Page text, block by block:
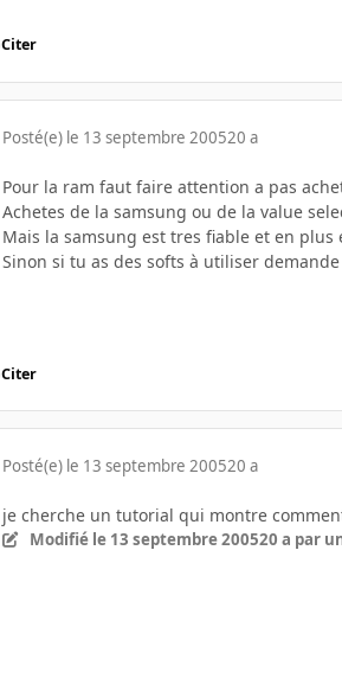
Citer
Posté(e) le 13 septembre 200520 a
Pour la ram faut faire attention a pas
Achetes de la samsung ou de la value
Mais la samsung est tres fiable et en plus
Sinon si tu as des softs à utiliser
Citer
Posté(e) le 13 septembre 200520 a
je cherche un tutorial qui montre
Modifié le 13 septembre 200520 a par